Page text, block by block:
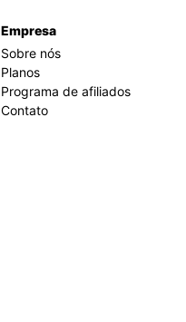
Empresa
Sobre nós
Planos
Programa de afiliados
Contato